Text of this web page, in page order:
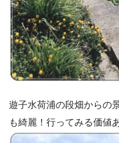
遊子水荷浦の段畑からの
も綺麗！行ってみる価値